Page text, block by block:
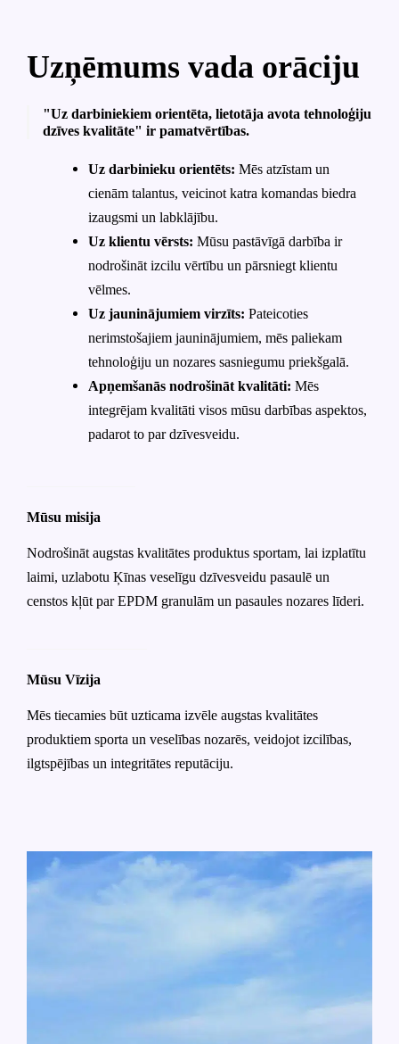
Uzņēmums vada orāciju
"Uz darbiniekiem orientēta, lietotāja avota tehnoloģiju
dzīves kvalitāte" ir pamatvērtības.
Uz darbinieku orientēts: Mēs atzīstam un
cienām talantus, veicinot katra komandas biedra
izaugsmi un labklājību.
Uz klientu vērsts: Mūsu pastāvīgā darbība ir
nodrošināt izcilu vērtību un pārsniegt klientu
vēlmes.
Uz jauninājumiem virzīts: Pateicoties
nerimstošajiem jauninājumiem, mēs paliekam
tehnoloģiju un nozares sasniegumu priekšgalā.
Apņemšanās nodrošināt kvalitāti: Mēs
integrējam kvalitāti visos mūsu darbības aspektos,
padarot to par dzīvesveidu.
Mūsu misija
Nodrošināt augstas kvalitātes produktus sportam, lai izplatītu
laimi, uzlabotu Ķīnas veselīgu dzīvesveidu pasaulē un
censtos kļūt par EPDM granulām un pasaules nozares līderi.
Mūsu Vīzija
Mēs tiecamies būt uzticama izvēle augstas kvalitātes
produktiem sporta un veselības nozarēs, veidojot izcilības,
ilgtspējības un integritātes reputāciju.